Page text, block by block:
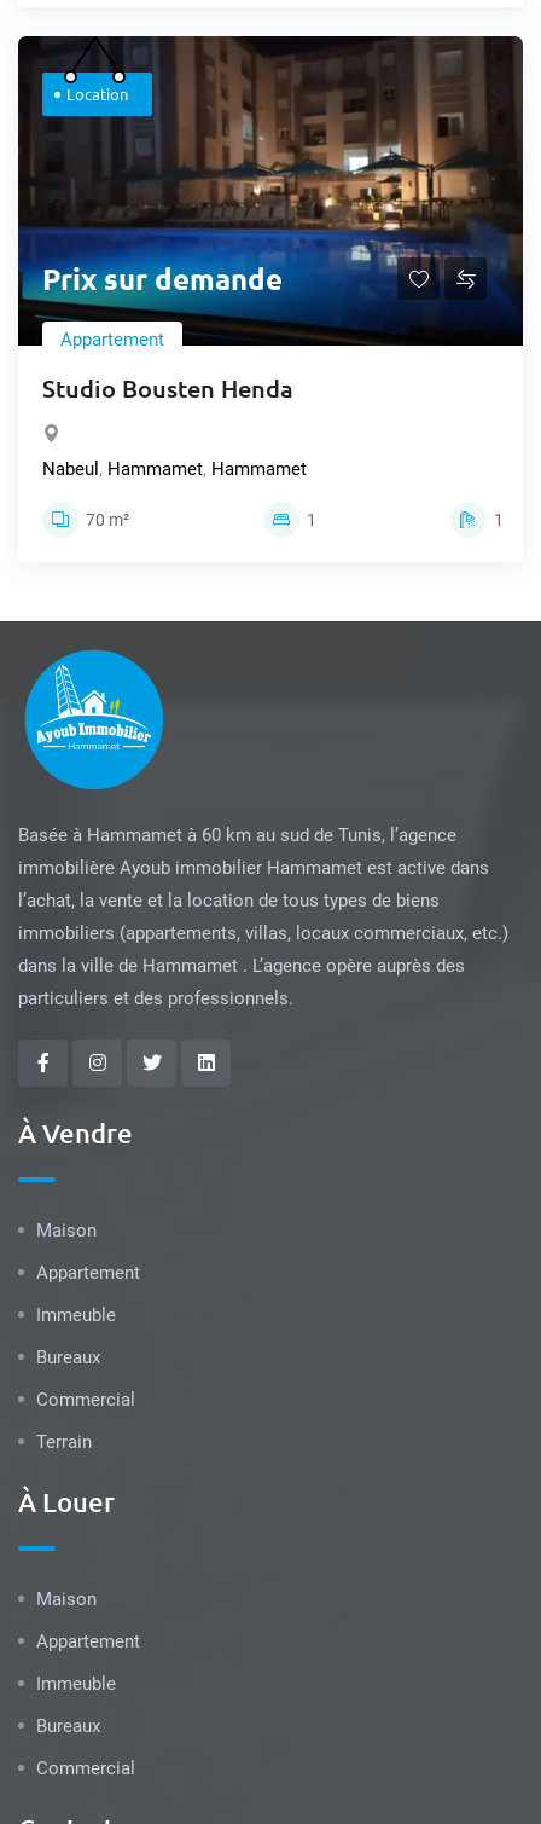
Location
Prix sur demande
Appartement
Studio Bousten Henda
Nabeul , Hammamet, Hammamet
70 m² 1 1
Basée à Hammamet à 60 km au sud de Tunis, l’agence
immobilière Ayoub immobilier Hammamet est active dans
l’achat, la vente et la location de tous types de biens
immobiliers (appartements, villas, locaux commerciaux, etc.)
dans la ville de Hammamet . L’agence opère auprès des
particuliers et des professionnels.
À Vendre
Maison
Appartement
Immeuble
Bureaux
Commercial
Terrain
À Louer
Maison
Appartement
Immeuble
Bureaux
Commercial